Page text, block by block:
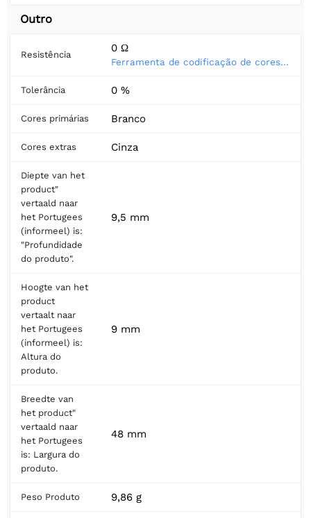
Outro
Resistência
0 Ω
Ferramenta de codificação de cores do resistor
Tolerância 0 %
Cores primárias Branco
Cores extras Cinza
Diepte van het
product"
vertaald naar
het Portugees
(informeel) is:
"Profundidade
do produto".
9,5 mm
Hoogte van het
product
vertaalt naar
het Portugees
(informeel) is:
Altura do
produto.
9 mm
Breedte van
het product"
vertaald naar
het Portugees
is: Largura do
produto.
48 mm
Peso Produto 9,86 g